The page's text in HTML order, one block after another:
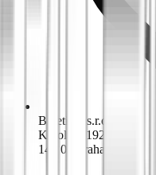
Biketime s.r.o.
K dolům 1924/42
143 00 Praha 4